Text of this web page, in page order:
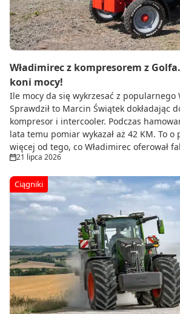
Władimirec z kompresorem z
koni mocy!
Ile mocy da się wykrzesać z popularnego
Sprawdził to Marcin Świątek dokładając
kompresor i intercooler. Podczas
lata temu pomiar wykazał aż 42 KM. To o
więcej od tego, co Władimirec oferował
21 lipca 2026
Ciągniki